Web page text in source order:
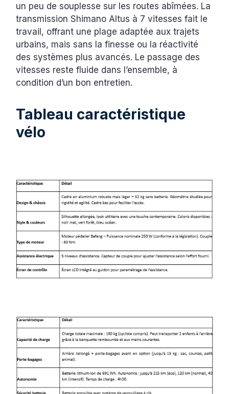
un peu de souplesse sur les routes abîmées. La
transmission Shimano Altus à 7 vitesses fait le
travail, offrant une plage adaptée aux trajets
urbains, mais sans la finesse ou la réactivité
des systèmes plus avancés. Le passage des
vitesses reste fluide dans l’ensemble, à
condition d’un bon entretien.
Tableau caractéristique
vélo